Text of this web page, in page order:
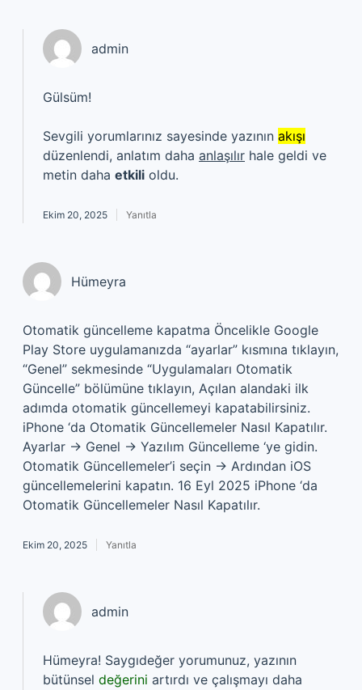
admin
Gülsüm!
Sevgili yorumlarınız sayesinde yazının akışı
düzenlendi, anlatım daha anlaşılır hale geldi ve
metin daha etkili oldu.
Ekim 20, 2025 Yanıtla
Hümeyra
Otomatik güncelleme kapatma Öncelikle Google
Play Store uygulamanızda “ayarlar” kısmına tıklayın,
“Genel” sekmesinde “Uygulamaları Otomatik
Güncelle” bölümüne tıklayın, Açılan alandaki ilk
adımda otomatik güncellemeyi kapatabilirsiniz.
iPhone ‘da Otomatik Güncellemeler Nasıl Kapatılır.
Ayarlar → Genel → Yazılım Güncelleme ‘ye gidin.
Otomatik Güncellemeler’i seçin → Ardından iOS
güncellemelerini kapatın. 16 Eyl 2025 iPhone ‘da
Otomatik Güncellemeler Nasıl Kapatılır.
Ekim 20, 2025 Yanıtla
admin
Hümeyra! Saygıdeğer yorumunuz, yazının
bütünsel değerini artırdı ve çalışmayı daha